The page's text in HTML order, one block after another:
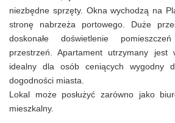
niezbędne sprzęty. Okna wychodzą na
stronę nabrzeża portowego. Duże
doskonałe doświetlenie
przestrzeń. Apartament utrzymany jest
idealny dla osób ceniących wygodny
dogodności miasta.
Lokal może posłużyć zarówno jako
mieszkalny.